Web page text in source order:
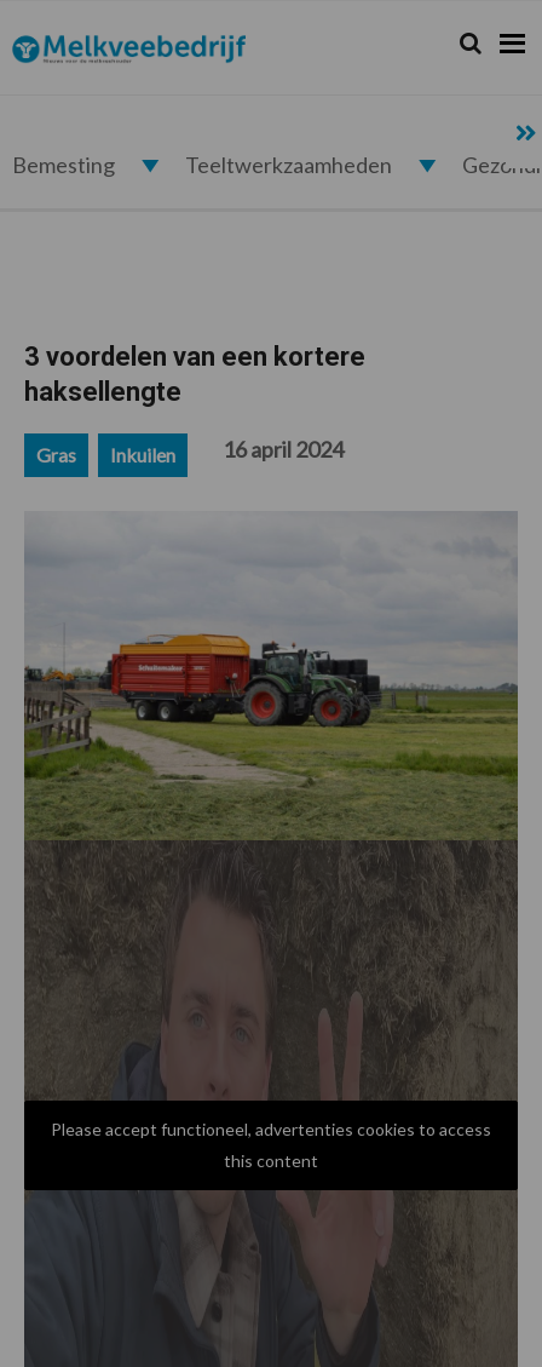
de
hoofdnavigatie
de
hoofd
de
eerste
de
voettekst
Melkveebedrijf.nl Zoeken...
Zoek
Bemesting Teeltwerkzaamheden
3 voordelen van een kortere
haksellengte
Gras Inkuilen 16 april 2024
Please accept functioneel, advertenties cookies to access
this content